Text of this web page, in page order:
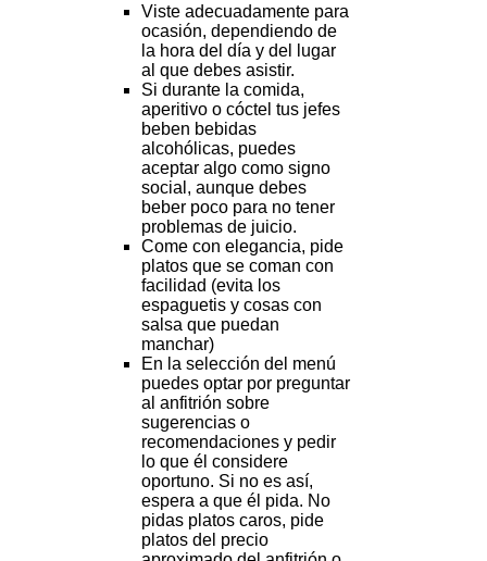
Viste adecuadamente para
ocasión, dependiendo de
la hora del día y del lugar
al que debes asistir.
Si durante la comida,
aperitivo o cóctel tus jefes
beben bebidas
alcohólicas, puedes
aceptar algo como signo
social, aunque debes
beber poco para no tener
problemas de juicio.
Come con elegancia, pide
platos que se coman con
facilidad (evita los
espaguetis y cosas con
salsa que puedan
manchar)
En la selección del menú
puedes optar por preguntar
al anfitrión sobre
sugerencias o
recomendaciones y pedir
lo que él considere
oportuno. Si no es así,
espera a que él pida. No
pidas platos caros, pide
platos del precio